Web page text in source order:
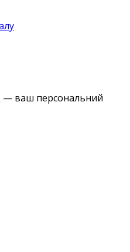
ваш персональний